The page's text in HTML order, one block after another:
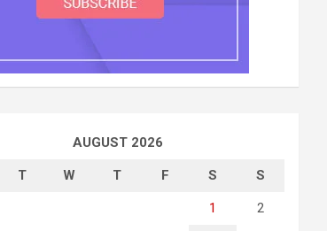
AUGUST 2026
T W T F S S
1 2